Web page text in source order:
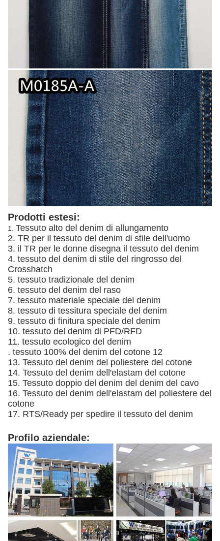
Prodotti estesi:
1. Tessuto alto del denim di allungamento
2. TR per il tessuto del denim di stile dell'uomo
3. il TR per le donne disegna il tessuto del denim
4. tessuto del denim di stile del ringrosso del
Crosshatch
5. tessuto tradizionale del denim
6. tessuto del denim del raso
7. tessuto materiale speciale del denim
8. tessuto di tessitura speciale del denim
9. tessuto di finitura speciale del denim
10. tessuto del denim di PFD/RFD
11. tessuto ecologico del denim
. tessuto 100% del denim del cotone 12
13. Tessuto del denim del poliestere del cotone
14. Tessuto del denim dell'elastam del cotone
15. Tessuto doppio del denim del denim del cavo
16. Tessuto del denim dell'elastam del poliestere del
cotone
17. RTS/Ready per spedire il tessuto del denim
Profilo aziendale: